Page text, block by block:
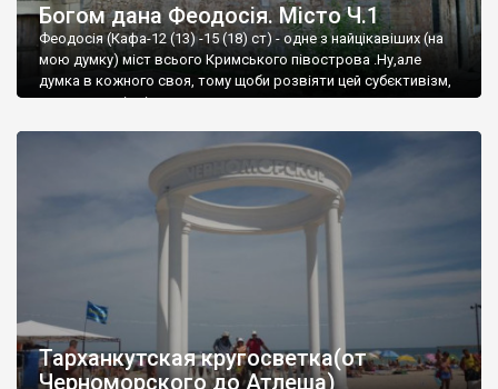
Богом дана Феодосія. Місто Ч.1
Феодосія (Кафа-12 (13) -15 (18) ст) - одне з найцікавіших (на
мою думку) міст всього Кримського півострова .Ну,але
думка в кожного своя, тому щоби розвіяти цей субєктивізм,
запрошую відвідати це
Тарханкутская кругосветка(от
Черноморского до Атлеша)